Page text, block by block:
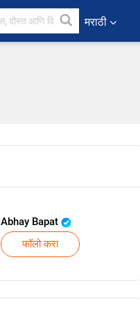
मराठी
Abhay Bapat
फॉलो करा